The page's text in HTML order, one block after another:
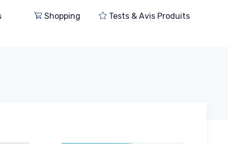
Shopping Tests & Avis Produits